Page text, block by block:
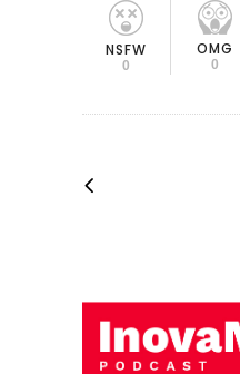
NSFW
0
OMG
0